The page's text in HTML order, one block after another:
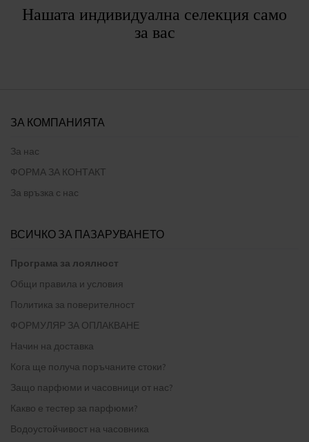
Нашата индивидуална селекция само
за вас
ЗА КОМПАНИЯТА
За нас
ФОРМА ЗА КОНТАКТ
За връзка с нас
ВСИЧКО ЗА ПАЗАРУВАНЕТО
Програма за лоялност
Общи правила и условия
Политика за поверителност
ФОРМУЛЯР ЗА ОПЛАКВАНЕ
Начин на доставка
Кога ще получа поръчаните стоки?
Защо парфюми и часовници от нас?
Какво е тестер за парфюми?
Водоустойчивост на часовника